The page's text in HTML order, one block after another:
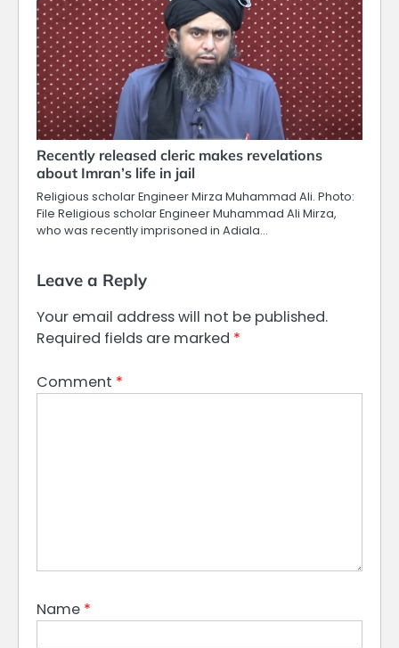
Recently released cleric makes revelations
about Imran’s life in jail
Religious scholar Engineer Mirza Muhammad Ali. Photo:
File Religious scholar Engineer Muhammad Ali Mirza,
who was recently imprisoned in Adiala…
Leave a Reply
Your email address will not be published.
Required fields are marked *
Comment *
Name *